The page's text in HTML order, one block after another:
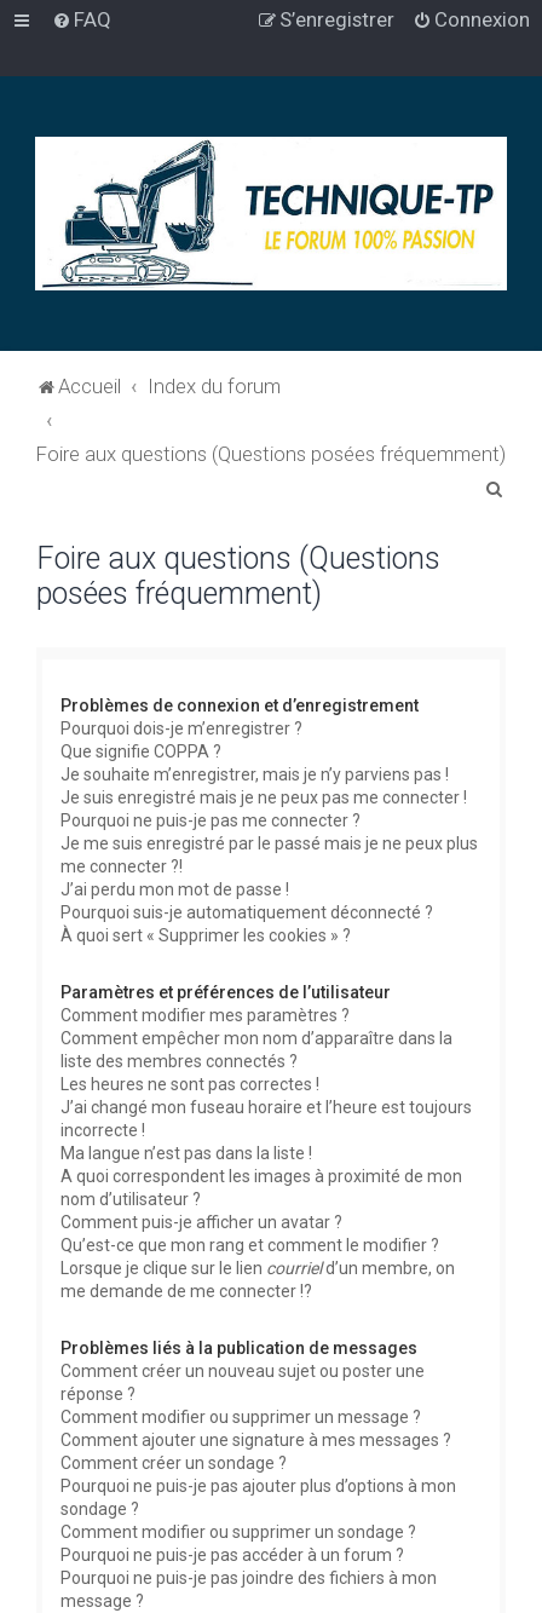
FAQ Connexion
S’enregistrer
Accueil Index du forum
Foire aux questions (Questions posées fréquemment)
Foire aux questions (Questions
posées fréquemment)
Problèmes de connexion et d’enregistrement
Pourquoi dois-je m’enregistrer ?
Que signifie COPPA ?
Je souhaite m’enregistrer, mais je n’y parviens pas !
Je suis enregistré mais je ne peux pas me connecter !
Pourquoi ne puis-je pas me connecter ?
Je me suis enregistré par le passé mais je ne peux plus
me connecter ?!
J’ai perdu mon mot de passe !
Pourquoi suis-je automatiquement déconnecté ?
À quoi sert « Supprimer les cookies » ?
Paramètres et préférences de l’utilisateur
Comment modifier mes paramètres ?
Comment empêcher mon nom d’apparaître dans la
liste des membres connectés ?
Les heures ne sont pas correctes !
J’ai changé mon fuseau horaire et l’heure est toujours
incorrecte !
Ma langue n’est pas dans la liste !
A quoi correspondent les images à proximité de mon
nom d’utilisateur ?
Comment puis-je afficher un avatar ?
Qu’est-ce que mon rang et comment le modifier ?
Lorsque je clique sur le lien courrield’un membre, on
me demande de me connecter !?
Problèmes liés à la publication de messages
Comment créer un nouveau sujet ou poster une
réponse ?
Comment modifier ou supprimer un message ?
Comment ajouter une signature à mes messages ?
Comment créer un sondage ?
Pourquoi ne puis-je pas ajouter plus d’options à mon
sondage ?
Comment modifier ou supprimer un sondage ?
Pourquoi ne puis-je pas accéder à un forum ?
Pourquoi ne puis-je pas joindre des fichiers à mon
message ?